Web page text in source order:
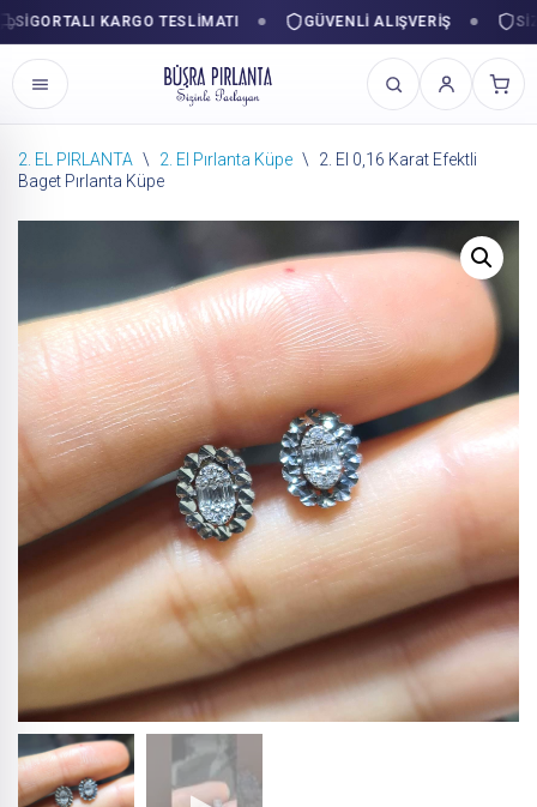
KARGO TESLIMATI GÜVENLI ALIŞVERIŞ
İçeriğe
2. EL PIRLANTA \ 2. El Pırlanta Küpe \
2. El 0,16 Karat Efektli
Baget Pırlanta Küpe